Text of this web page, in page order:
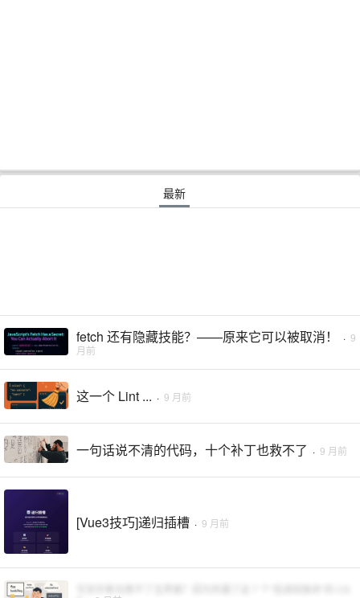
最新
fetch 还有隐藏技能？——原来它可以被取消！ · 9
月前
这一个 Lint ... · 9 月前
一句话说不清的代码，十个补丁也救不了 · 9 月前
[Vue3技巧]递归插槽 · 9 月前